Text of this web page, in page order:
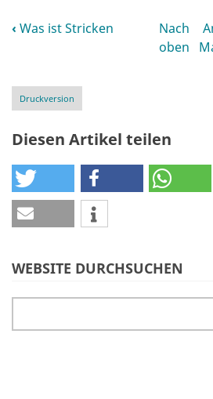
Links
das
Blättern
im
Buch
Was
ist
‹ Was ist Stricken
Nach
oben
Druckversion
Diesen Artikel teilen
WEBSITE DURCHSUCHEN